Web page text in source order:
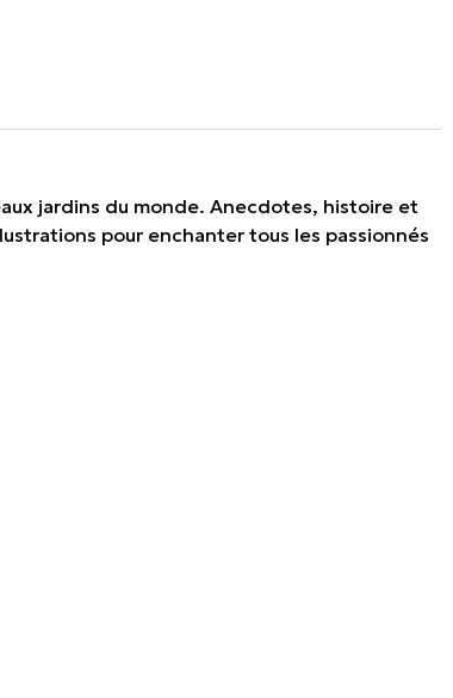
jardins du monde. Anecdotes, histoire et
pour enchanter tous les passionnés